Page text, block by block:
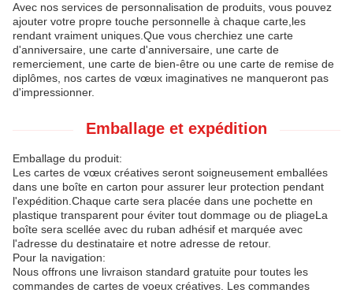
Avec nos services de personnalisation de produits, vous pouvez
ajouter votre propre touche personnelle à chaque carte,les
rendant vraiment uniques.Que vous cherchiez une carte
d'anniversaire, une carte d'anniversaire, une carte de
remerciement, une carte de bien-être ou une carte de remise de
diplômes, nos cartes de vœux imaginatives ne manqueront pas
d'impressionner.
Emballage et expédition
Emballage du produit:
Les cartes de vœux créatives seront soigneusement emballées
dans une boîte en carton pour assurer leur protection pendant
l'expédition.Chaque carte sera placée dans une pochette en
plastique transparent pour éviter tout dommage ou de pliageLa
boîte sera scellée avec du ruban adhésif et marquée avec
l'adresse du destinataire et notre adresse de retour.
Pour la navigation:
Nous offrons une livraison standard gratuite pour toutes les
commandes de cartes de voeux créatives. Les commandes